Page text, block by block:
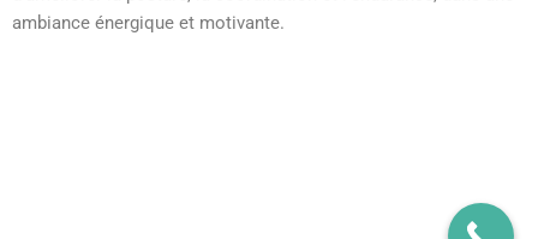
ambiance énergique et motivante.